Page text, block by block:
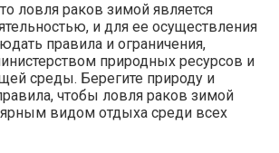
ловля раков зимой является
и для ее осуществления
правила и ограничения,
природных ресурсов и
среды. Берегите природу и
чтобы ловля раков зимой
видом отдыха среди всех